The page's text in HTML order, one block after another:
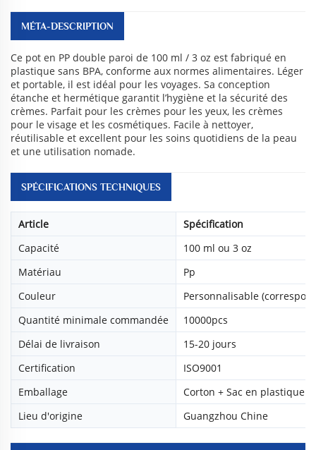
MÉTA-DESCRIPTION
Ce pot en PP double paroi de 100 ml / 3 oz est fabriqué en
plastique sans BPA, conforme aux normes alimentaires. Léger
et portable, il est idéal pour les voyages. Sa conception
étanche et hermétique garantit l’hygiène et la sécurité des
crèmes. Parfait pour les crèmes pour les yeux, les crèmes
pour le visage et les cosmétiques. Facile à nettoyer,
réutilisable et excellent pour les soins quotidiens de la peau
et une utilisation nomade.
SPÉCIFICATIONS TECHNIQUES
Article
Spécification
Capacité
100 ml ou 3 oz
Matériau
Pp
Couleur
Personnalisable
Quantité minimale commandée
10000pcs
Délai de livraison
15-20 jours
Certification
ISO9001
Emballage
Corton + Sac en plastique
Lieu d'origine
Guangzhou Chine